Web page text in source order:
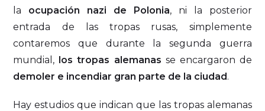
la ocupación nazi de Polonia, ni la posterior
entrada de las tropas rusas, simplemente
contaremos que durante la segunda guerra
mundial, los tropas alemanas se encargaron de
demoler e incendiar gran parte de la ciudad.
Hay estudios que indican que las tropas alemanas